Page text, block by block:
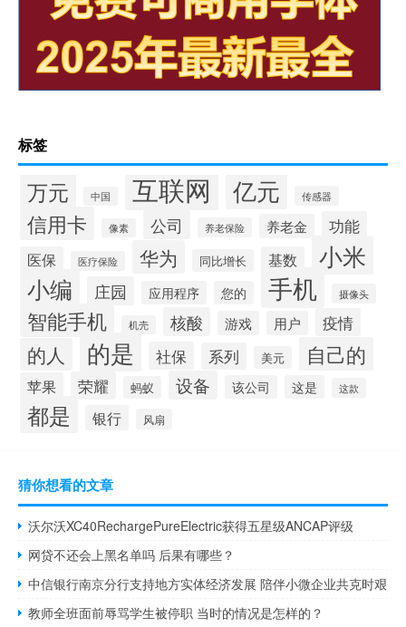
标签
万元 中国 互联网 亿元 传感器
信用卡 像素 公司 养老保险 养老金 功能
医保 医疗保险 华为 同比增长 基数 小米
小编 庄园 应用程序 您的 手机 摄像头
智能手机 机壳 核酸 游戏 用户 疫情
的人 的是 社保 系列 美元 自己的
苹果 荣耀 蚂蚁 设备 该公司 这是 这款
都是 银行 风扇
猜你想看的文章
沃尔沃XC40RechargePureElectric获得五星级ANCAP评级
网贷不还会上黑名单吗 后果有哪些？
中信银行南京分行支持地方实体经济发展 陪伴小微企业共克时艰
教师全班面前辱骂学生被停职 当时的情况是怎样的？